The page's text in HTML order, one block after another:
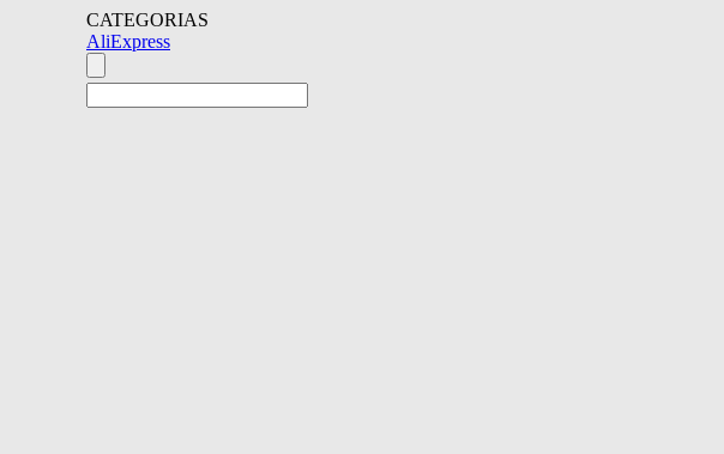
CATEGORIAS
AliExpress